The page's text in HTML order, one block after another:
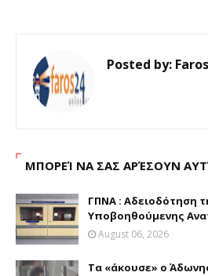
Posted by:
ΜΠΟΡΕΊ ΝΑ ΣΑΣ ΑΡΈΣΟΥΝ
ΓΠΝΑ : Aδειοδότηση
Υποβοηθούμενης
August 06, 2026
Τα «άκουσε» ο